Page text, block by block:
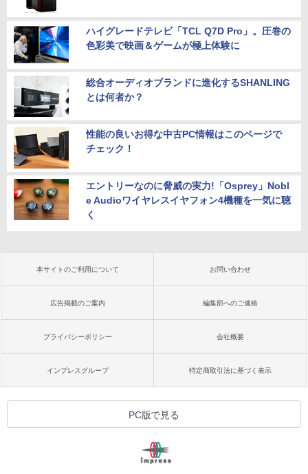
ハイグレードテレビ「TCL Q7D Pro」。圧巻の
色彩美で映画＆ゲームが極上体験に
総合オーディオブランドに進化するSHANLING
とは何者か？
性能の良いお得な中古PC情報はこのページで
チェック！
エントリーなのに脅威の実力!「Osprey」Nobl
e Audioワイヤレスイヤフォン4機種を一気に聴
く
本サイトのご利用について お問い合わせ
広告掲載のご案内 編集部へのご連絡
プライバシーポリシー 会社概要
インプレスグループ 特定商取引法に基づく表示
PC版で見る